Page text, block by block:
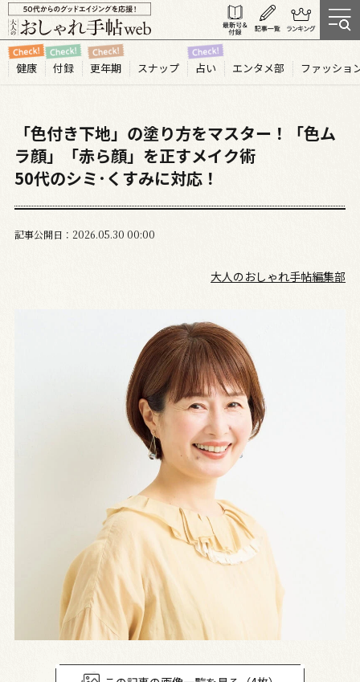
健康 付録 更年期 スナップ 占い エンタメ部 ファッショ
「色付き下地」の塗り方をマスター！「色ム
ラ顔」「赤ら顔」を正すメイク術
50代のシミ･くすみに対応！
記事公開日 2026.05 30 00:00
大人のおしゃれ手帖編集部